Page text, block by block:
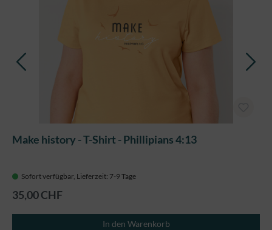
Make history - T-Shirt - Phillipians 4:13
Sofort verfügbar, Lieferzeit: 7-9 Tage
35,00 CHF
In den Warenkorb